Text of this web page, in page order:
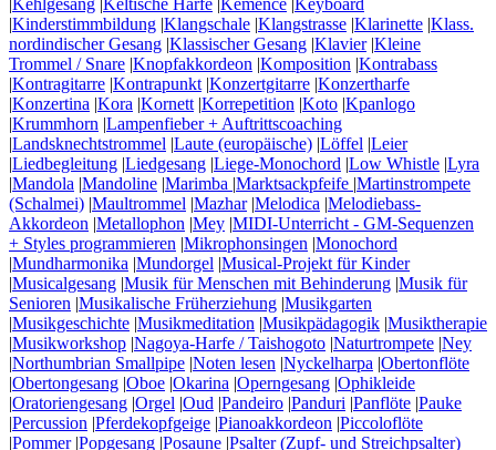
|Kehlgesang |Keltische Harfe |Kemence |Keyboard
|Kinderstimmbildung |Klangschale |Klangstrasse |Klarinette |Klass.
nordindischer Gesang |Klassischer Gesang |Klavier|Kleine
Trommel / Snare |Knopfakkordeon |Komposition |Kontrabass
|Kontragitarre |Kontrapunkt|Konzertgitarre |Konzertharfe
|Konzertina |Kora |Kornett|Korrepetition |Koto |Kpanlogo
|Krummhorn |Lampenfieber + Auftrittscoaching
|Landsknechtstrommel |Laute (europäische) |Löffel |Leier
|Liedbegleitung |Liedgesang |Liege-Monochord |Low Whistle |Lyra
|Mandola |Mandoline |Marimba |Marktsackpfeife |Martinstrompete
(Schalmei) |Maultrommel |Mazhar|Melodica |Melodiebass-
Akkordeon |Metallophon |Mey |MIDI-Unterricht - GM-Sequenzen
+ Styles programmieren |Mikrophonsingen |Monochord
|Mundharmonika |Mundorgel |Musical-Projekt für Kinder
|Musicalgesang |Musik für Menschen mit Behinderung |Musik für
Senioren |Musikalische Früherziehung |Musikgarten
|Musikgeschichte |Musikmeditation |Musikpädagogik |Musiktherapie
|Musikworkshop |Nagoya-Harfe / Taishogoto |Naturtrompete |Ney
|Northumbrian Smallpipe |Noten lesen |Nyckelharpa |Obertonflöte
|Obertongesang |Oboe |Okarina |Operngesang |Ophikleide
|Oratoriengesang |Orgel |Oud |Pandeiro |Panduri |Panflöte |Pauke
|Percussion |Pferdekopfgeige |Pianoakkordeon |Piccoloflöte
|Pommer|Popgesang |Posaune |Psalter (Zupf- und Streichpsalter)